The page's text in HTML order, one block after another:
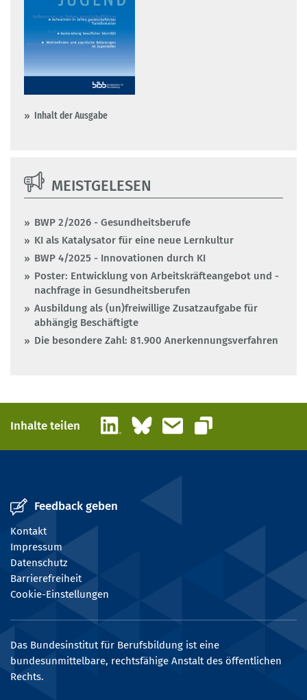
Inhalt der Ausgabe
MEISTGELESEN
BWP 2/2026 - Gesundheitsberufe
KI als Katalysator für eine neue Lernkultur
BWP 4/2025 - Innovationen durch KI
Poster: Entwicklung von Arbeitskräfteangebot und -
nachfrage in Gesundheitsberufen
Ausbildung als (un)freiwillige Zusatzaufgabe für
abhängig Beschäftigte
Die besondere Zahl: 81.900 Anerkennungsverfahren
Inhalte teilen LinkedInBlueskyE-Mail
Link kopieren
Feedback geben
Kontakt
Impressum
Datenschutz
Barrierefreiheit
Cookie-Einstellungen
Das Bundesinstitut für Berufsbildung ist eine
bundesunmittelbare, rechtsfähige Anstalt des öffentlichen
Rechts.